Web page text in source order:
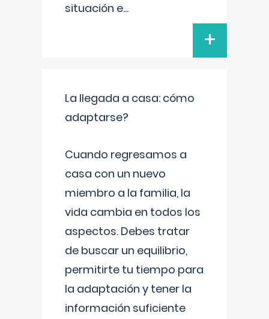
situación e...
+
La llegada a casa: cómo
adaptarse?
Cuando regresamos a
casa con un nuevo
miembro a la familia, la
vida cambia en todos los
aspectos. Debes tratar
de buscar un equilibrio,
permitirte tu tiempo para
la adaptación y tener la
información suficiente